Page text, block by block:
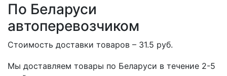
По Беларуси
автоперевозчиком
Стоимость доставки товаров – 31.5 руб.
Мы доставляем товары по Беларуси в течение 2-5